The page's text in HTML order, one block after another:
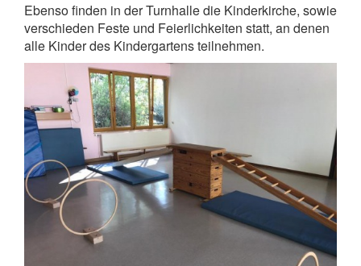
Ebenso finden in der Turnhalle die Kinderkirche, sowie
verschieden Feste und Feierlichkeiten statt, an denen
alle Kinder des Kindergartens teilnehmen.